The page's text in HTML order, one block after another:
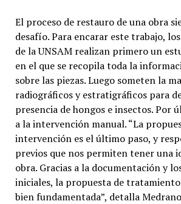
El proceso de restauro de una obra
desafío. Para encarar este trabajo,
de la UNSAM realizan primero un
en el que se recopila toda la
sobre las piezas. Luego someten la
radiográficos y estratigráficos para
presencia de hongos e insectos. Por
a la intervención manual. “La
intervención es el último paso, y
previos que nos permiten tener una
obra. Gracias a la documentación y
iniciales, la propuesta de
bien fundamentada”, detalla